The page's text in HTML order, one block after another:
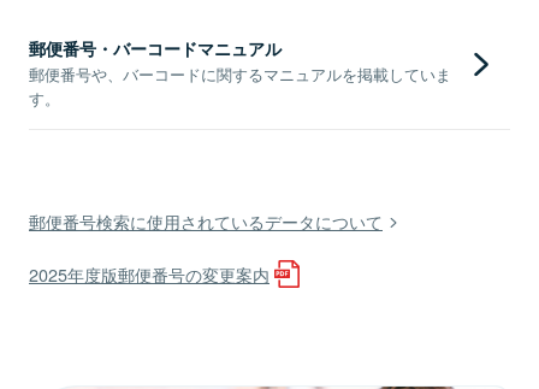
郵便番号・バーコードマニュアル
郵便番号や、バーコードに関するマニュアルを掲載していま
す。
郵便番号検索に使用されているデータについて
2025年度版郵便番号の変更案内